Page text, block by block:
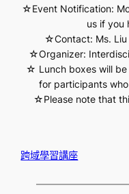
☆Event Notification:
us if you
☆Contact: Ms. Liu
☆Organizer:
☆ Lunch boxes will
for participants
☆Please note that
跨域學習講座